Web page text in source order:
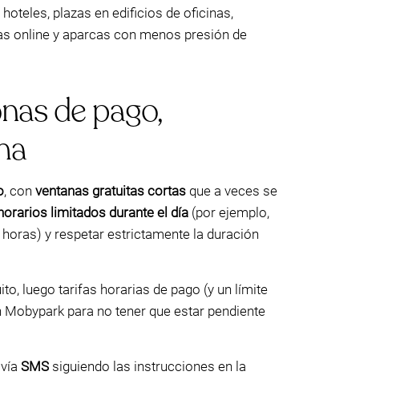
plazas en edificios de oficinas,
online y aparcas con menos presión de
de pago,
, con ventanas gratuitas cortas que a veces se
limitados durante el día (por ejemplo,
y respetar estrictamente la duración
luego tarifas horarias de pago (y un límite
para no tener que estar pendiente
SMS siguiendo las instrucciones en la